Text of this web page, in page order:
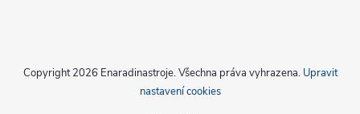
Copyright 2026 Enaradinastroje. Všechna práva vyhrazena. Upravit
nastavení cookies